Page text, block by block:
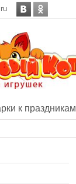
к праздникам